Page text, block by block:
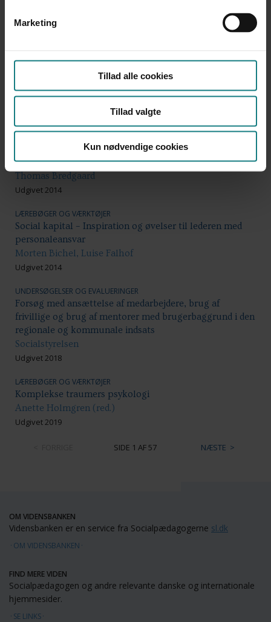
Marketing
Tillad alle cookies
Tillad valgte
Kun nødvendige cookies
Sigurdsson Lakshmi, Keld Skovmand
LÆREBØGER OG VÆRKTØJER
Social kapital i aktion - Veje til samarbejde om
Hanne Molkte, Heidi Graff
LÆREBØGER OG VÆRKTØJER
Virksomhedernes sociale ansvar - Et studie i politisk
forandring
Thomas Bredgaard
Udgivet 2014
LÆREBØGER OG VÆRKTØJER
Social kapital – Inspiration og øvelser til lederen med
personaleansvar
Morten Bichel, Luise Falhof
Udgivet 2014
UNDERSØGELSER OG EVALUERINGER
Forsøg med ansættelse af medarbejdere, brug af
frivillige og brug af mentorer med brugerbaggrund i den
regionale og kommunale indsats
Socialstyrelsen
Udgivet 2018
LÆREBØGER OG VÆRKTØJER
Komplekse traumers psykologi
Anette Holmgren (red.)
Udgivet 2019
SIDE 1 AF 57 NÆSTE
OM VIDENSBANKEN
Vidensbanken er en service fra Socialpædagogerne sl.dk
OM VIDENSBANKEN
FIND MERE VIDEN
Socialpædagogen og andre relevante danske og internationale
hjemmesider.
SE LINKS